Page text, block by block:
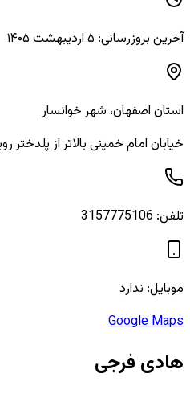
آخرین بروزرسانی: ۵ اردیبهشت ۱۴۰۵
استان اصفهان، شهرخوانسار
خیابان امام خمینی بالاتر از
تلفن: 3157775106
موبایل: ندارد
Google Maps
هادی فرجی